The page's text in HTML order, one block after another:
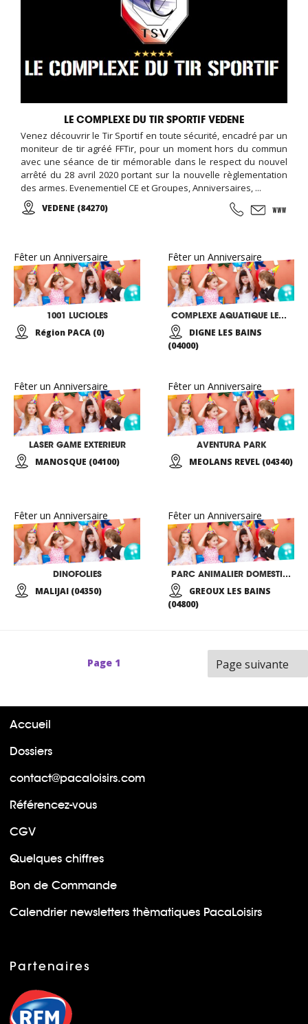
LE COMPLEXE DU TIR SPORTIF VEDENE
Venez découvrir le Tir Sportif en toute sécurité, encadré par un
moniteur de tir agréé FFTir, pour un moment hors du commun
avec une séance de tir mémorable dans le respect du nouvel
arrêté du 28 avril 2020 portant sur la nouvelle règlementation
des armes. Evenementiel CE et Groupes, Anniversaires, ...
VEDENE (84270)
Fêter un Anniversaire
1001 LUCIOLES
Région PACA (0)
Fêter un Anniversaire
COMPLEXE AQUATIQUE LES EAUX CHAUDES
DIGNE LES BAINS
(04000)
Fêter un Anniversaire
LASER GAME EXTERIEUR
MANOSQUE (04100)
Fêter un Anniversaire
AVENTURA PARK
MEOLANS REVEL (04340)
Fêter un Anniversaire
DINOFOLIES
MALIJAI (04350)
Fêter un Anniversaire
PARC ANIMALIER DOMESTIQUE
GREOUX LES BAINS
(04800)
Page 1 Page suivante
Accueil
Dossiers
contact@pacaloisirs.com
Référencez-vous
CGV
Quelques chiffres
Bon de Commande
Calendrier newsletters thèmatiques PacaLoisirs
Partenaires